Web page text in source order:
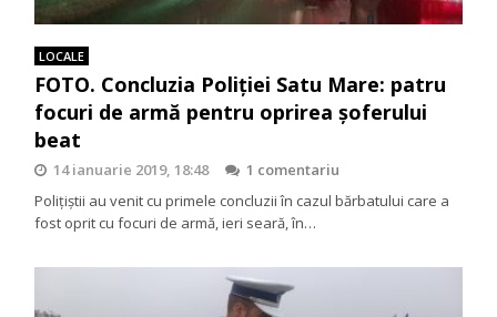
LOCALE
FOTO. Concluzia Poliției Satu Mare: patru
focuri de armă pentru oprirea șoferului
beat
14 ianuarie 2019, 18:48
1 comentariu
Polițiștii au venit cu primele concluzii în cazul bărbatului care a
fost oprit cu focuri de armă, ieri seară, în…